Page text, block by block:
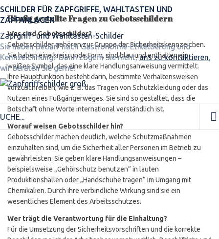
SCHILDER FÜR ZAPFGRIFFE, WAHLTASTEN UND
ZAPFANLAGEN
Zapfgriff- und Wahltasten-Schilder
Sie haben Bedarf nach Gastronomie-Etikettierung und -
Kennzeichnung? Dann zögern Sie nicht,uns zu kontaktieren,
wir beraten Sie gerne!
Häufig gestellte Fragen zu Gebotsschildern
Was sind Gebotsschilder?
Gebotsschilder gehören zur Gruppe der Sicherheitskennzeichen.
Sie haben eine kreisrunde Form, sind blau und enthalten ein
weißes Symbol, das eine klare Handlungsanweisung vermittelt.
Ihre Hauptfunktion besteht darin, bestimmte Verhaltensweisen
vorzuschreiben, wie z. B. das Tragen von Schutzkleidung oder das
Nutzen eines Fußgängerweges. Sie sind so gestaltet, dass die
Botschaft ohne Worte international verständlich ist.
Worauf weisen Gebotsschilder hin?
Gebotsschilder machen deutlich, welche Schutzmaßnahmen
einzuhalten sind, um die Sicherheit aller Personen im Betrieb zu
gewährleisten. Sie geben klare Handlungsanweisungen –
beispielsweise „Gehörschutz benutzen“ in lauten
Produktionshallen oder „Handschuhe tragen“ im Umgang mit
Chemikalien. Durch ihre verbindliche Wirkung sind sie ein
wesentliches Element des Arbeitsschutzes.
Wer trägt die Verantwortung für die Einhaltung?
Für die Umsetzung der Sicherheitsvorschriften und die korrekte